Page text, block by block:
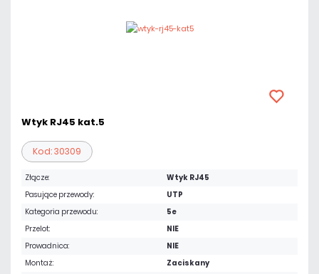
Wtyk RJ45 kat.5
Kod: 30309
Złącze:
Wtyk RJ45
Pasujące przewody:
UTP
Kategoria przewodu:
5e
Przelot:
NIE
Prowadnica:
NIE
Montaż:
Zaciskany